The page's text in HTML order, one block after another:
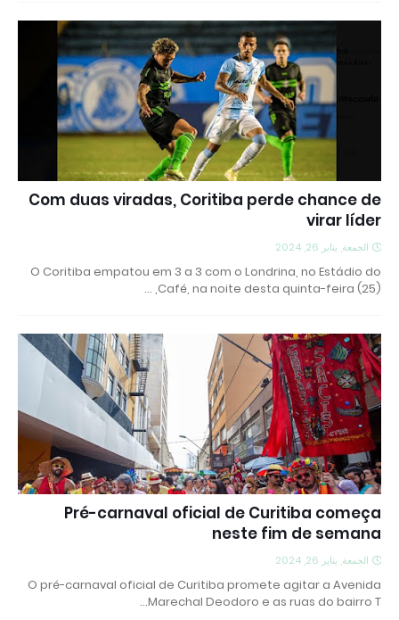
Com duas viradas, Coritiba perde chance de
virar líder
الجمعة, يناير 26, 2024
O Coritiba empatou em 3 a 3 com o Londrina, no Estádio do
Café, na noite desta quinta-feira (25), …
Pré-carnaval oficial de Curitiba começa
neste fim de semana
الجمعة, يناير 26, 2024
O pré-carnaval oficial de Curitiba promete agitar a Avenida
Marechal Deodoro e as ruas do bairro T…